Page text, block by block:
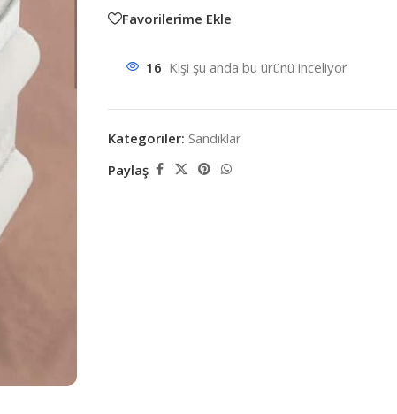
Favorilerime Ekle
16 Kişi şu anda bu ürünü inceliyor
Kategoriler: Sandıklar
Paylaş